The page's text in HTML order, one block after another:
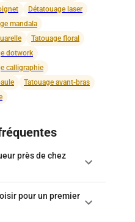
Détatouage laser
mandala
Tatouage floral
dotwork
calligraphie
Tatouage avant-bras
près de chez
pour un premier